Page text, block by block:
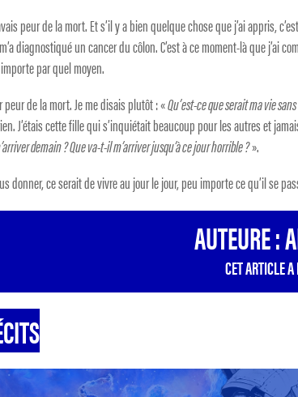
peur de la mort. Et s’il y a bien quelque chose que j’ai appris,
diagnostiqué un cancer du côlon. C’est à ce moment-là que j’ai
par quel moyen.
de la mort. Je me disais plutôt : «Qu’est-ce que serait ma vie
J’étais cette fille qui s’inquiétait beaucoup pour les autres et
demain ? Que va-t-il m’arriver jusqu’à ce jour horrible ?».
donner, ce serait de vivre au jour le jour, peu importe ce qu’il se
AUTEURE :
CET ARTICLE